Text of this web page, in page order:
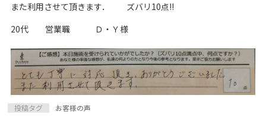
また利用させて頂きます． ズバリ10点!!
20代 営業職 Ｄ・Ｙ様
投稿タグ お客様の声